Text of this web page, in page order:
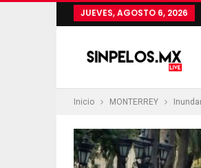
JUEVES, AGOSTO 6, 2026
Inicio MONTERREY